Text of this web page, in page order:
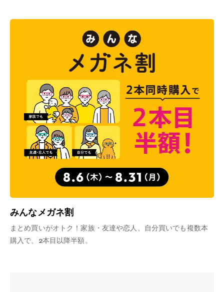
みんなメガネ割
まとめ買いがオトク！家族・友達や恋人、自分買いでも複数本
購入で、2本目以降半額。